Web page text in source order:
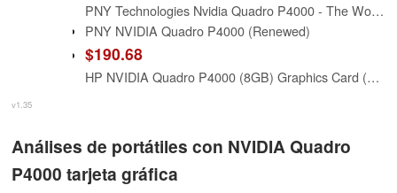
PNY Technologies Nvidia Quadro P4000 - The World's Most Powerful Single Slot Professional Graphics Card (VCQP4000-BLK) (Renewed)
PNY NVIDIA Quadro P4000 (Renewed)
$190.68
HP NVIDIA Quadro P4000 (8GB) Graphics Card (1ME40AA)
v1.35
Análises de portátiles con NVIDIA Quadro
P4000 tarjeta gráfica